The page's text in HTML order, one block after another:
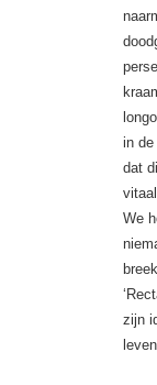
in
dat
We
zijn